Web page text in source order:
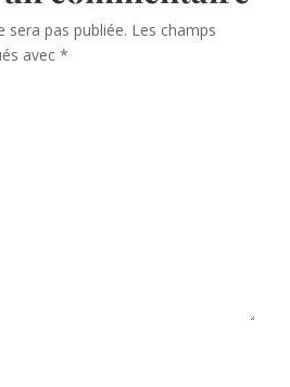
sera pas publiée. Les champs
avec*